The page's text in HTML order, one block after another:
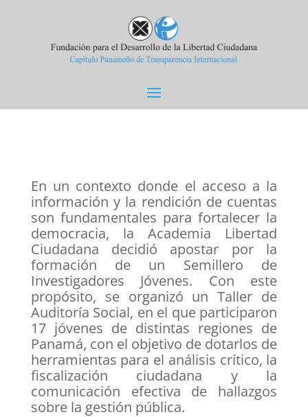
En un contexto donde el acceso a la
información y la rendición de cuentas
son fundamentales para fortalecer la
democracia, la Academia Libertad
Ciudadana decidió apostar por la
formación de un Semillero de
Investigadores Jóvenes. Con este
propósito, se organizó un Taller de
Auditoría Social, en el que participaron
17 jóvenes de distintas regiones de
Panamá, con el objetivo de dotarlos de
herramientas para el análisis crítico, la
fiscalización ciudadana y la
comunicación efectiva de hallazgos
sobre la gestión pública.